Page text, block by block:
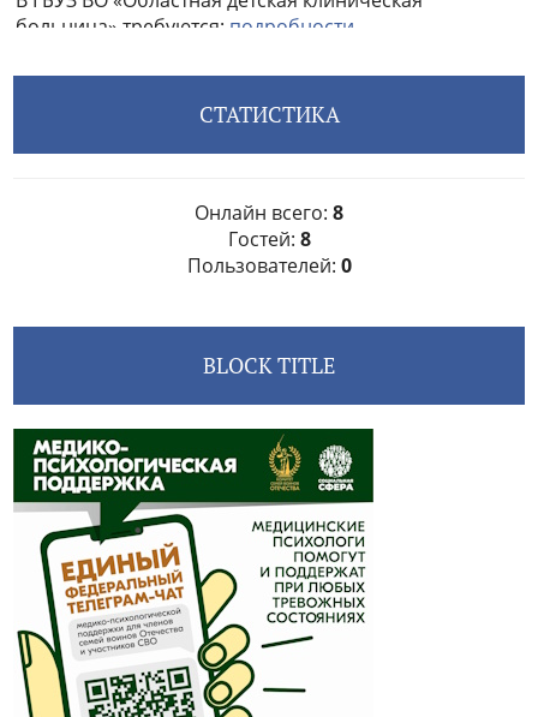
СТАТИСТИКА
Онлайн всего: 8
Гостей: 8
Пользователей: 0
BLOCK TITLE